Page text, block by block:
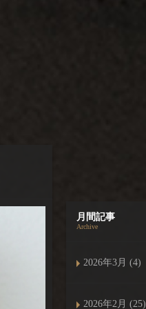
月間記事
Archive
2026年3月 (4)
2026年2月 (25)